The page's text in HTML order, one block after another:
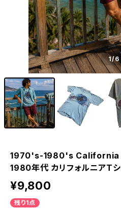
1/6
1970's-1980's California
1980年代 カリフォルニアT
¥9,800
残り1点